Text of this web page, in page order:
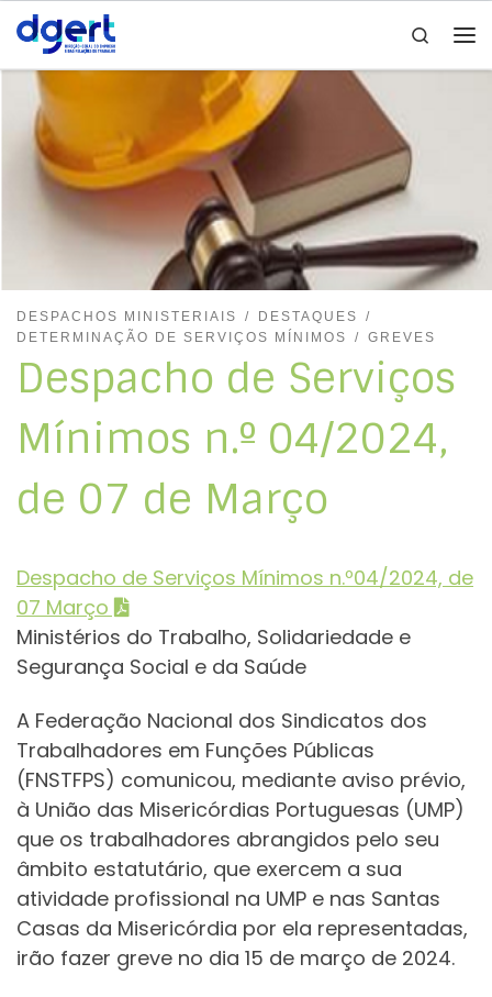
Skip to content
Search
DESPACHOS MINISTERIAIS
DESTAQUES
DETERMINAÇÃO DE SERVIÇOS MÍNIMOS
GREVES
Despacho de Serviços
Mínimos n.º 04/2024,
de 07 de Março
Despacho de Serviços Mínimos n.º04/2024, de
07 Março
Ministérios do Trabalho, Solidariedade e
Segurança Social e da Saúde
A Federação Nacional dos Sindicatos dos
Trabalhadores em Funções Públicas
(FNSTFPS) comunicou, mediante aviso prévio,
à União das Misericórdias Portuguesas (UMP)
que os trabalhadores abrangidos pelo seu
âmbito estatutário, que exercem a sua
atividade profissional na UMP e nas Santas
Casas da Misericórdia por ela representadas,
irão fazer greve no dia 15 de março de 2024.